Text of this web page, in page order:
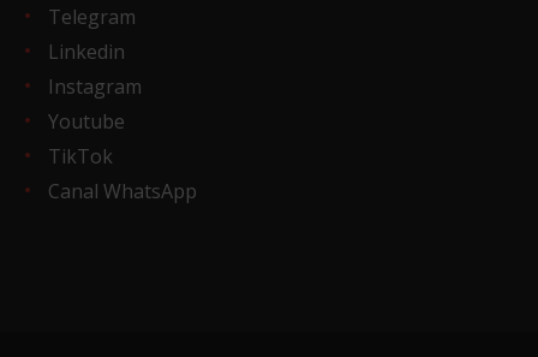
Telegram
Linkedin
Instagram
Youtube
TikTok
Canal WhatsApp